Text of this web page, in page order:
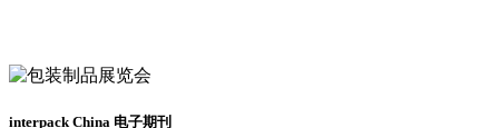
interpack China 电子期刊